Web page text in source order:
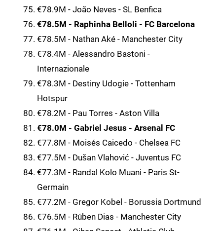
€78.9M - João Neves - SL Benfica
€78.5M - Raphinha Belloli - FC Barcelona
€78.5M - Nathan Aké - Manchester City
€78.4M - Alessandro Bastoni -
Internazionale
€78.3M - Destiny Udogie - Tottenham
Hotspur
€78.2M - Pau Torres - Aston Villa
€78.0M - Gabriel Jesus - Arsenal FC
€77.8M - Moisés Caicedo - Chelsea FC
€77.5M - Dušan Vlahović - Juventus FC
€77.3M - Randal Kolo Muani - Paris St-
Germain
€77.2M - Gregor Kobel - Borussia Dortmund
€76.5M - Rúben Dias - Manchester City